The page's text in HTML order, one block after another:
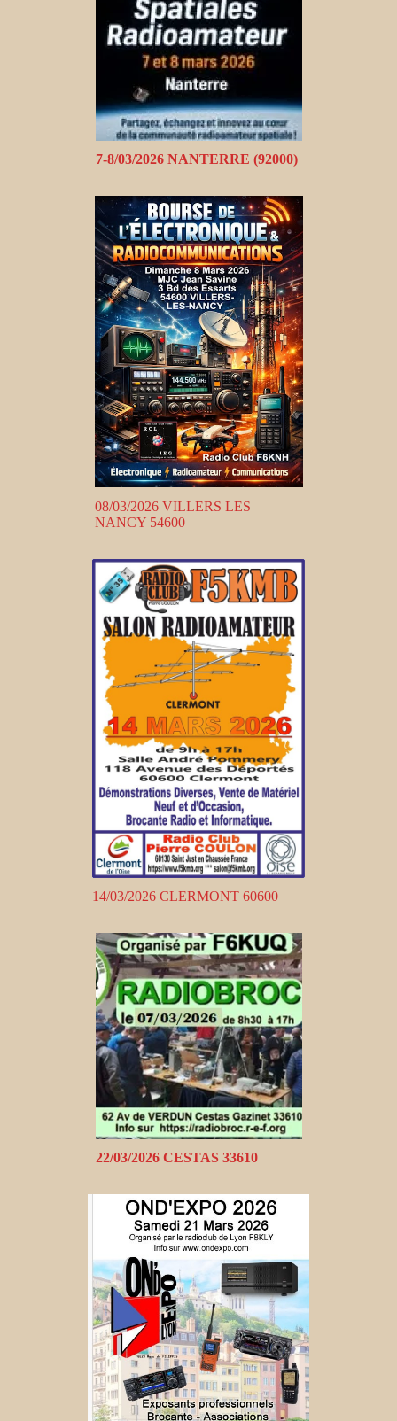
7-8/03/2026 NANTERRE (92000)
08/03/2026 VILLERS LES
NANCY 54600
14/03/2026 CLERMONT 60600
22/03/2026 CESTAS 33610